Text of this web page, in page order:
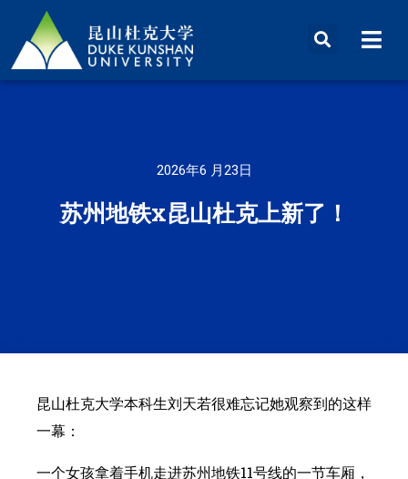
2026年6 月23日
苏州地铁x昆山杜克上新了！
昆山杜克大学本科生刘天若很难忘记她观察到的这样
一幕：
一个女孩拿着手机走进苏州地铁11号线的一节车厢，